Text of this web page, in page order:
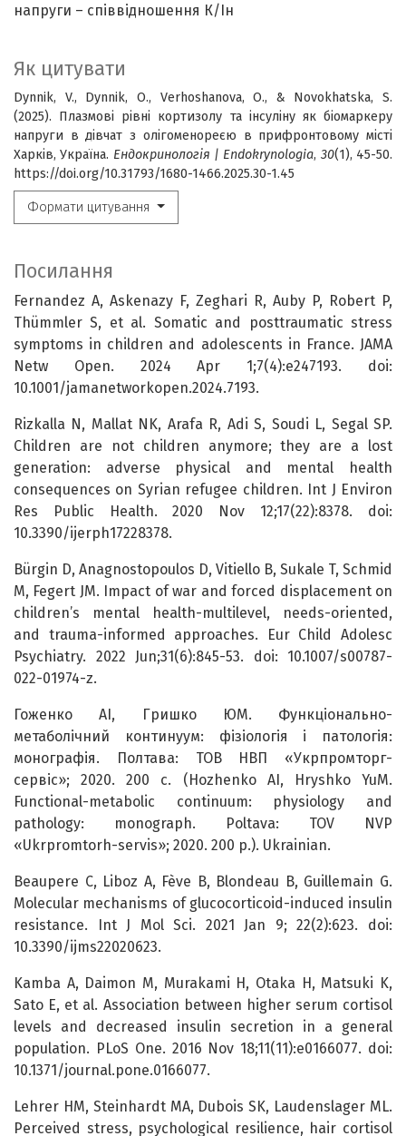
напруги – співвідношення К/Ін
Як цитувати
Dynnik, V., Dynnik, O., Verhoshanova, O., & Novokhatska, S.
(2025). Плазмові рівні кортизолу та інсуліну як біомаркеру
напруги в дівчат з олігоменореєю в прифронтовому місті
Харків, Україна. Ендокринологія | Endokrynologia, 30(1), 45-50.
https://doi.org/10.31793/1680-1466.2025.30-1.45
Формати цитування
Посилання
Fernandez A, Askenazy F, Zeghari R, Auby P, Robert P,
Thümmler S, et al. Somatic and posttraumatic stress
symptoms in children and adolescents in France. JAMA
Netw Open. 2024 Apr 1;7(4):e247193. doi:
10.1001/jamanetworkopen.2024.7193.
Rizkalla N, Mallat NK, Arafa R, Adi S, Soudi L, Segal SP.
Children are not children anymore; they are a lost
generation: adverse physical and mental health
consequences on Syrian refugee children. Int J Environ
Res Public Health. 2020 Nov 12;17(22):8378. doi:
10.3390/ijerph17228378.
Bürgin D, Anagnostopoulos D, Vitiello B, Sukale T, Schmid
M, Fegert JM. Impact of war and forced displacement on
children’s mental health-multilevel, needs-oriented,
and trauma-informed approaches. Eur Child Adolesc
Psychiatry. 2022 Jun;31(6):845-53. doi: 10.1007/s00787-
022-01974-z.
Гоженко АІ, Гришко ЮМ. Функціонально-
метаболічний континуум: фізіологія і патологія:
монографія. Полтава: ТОВ НВП «Укрпромторг-
сервіс»; 2020. 200 с. (Hozhenko AI, Hryshko YuM.
Functional-metabolic continuum: physiology and
pathology: monograph. Poltava: TOV NVP
«Ukrpromtorh-servis»; 2020. 200 p.). Ukrainian.
Beaupere C, Liboz A, Fève B, Blondeau B, Guillemain G.
Molecular mechanisms of glucocorticoid-induced insulin
resistance. Int J Mol Sci. 2021 Jan 9; 22(2):623. doi:
10.3390/ijms22020623.
Kamba A, Daimon M, Murakami H, Otaka H, Matsuki K,
Sato E, et al. Association between higher serum cortisol
levels and decreased insulin secretion in a general
population. PLoS One. 2016 Nov 18;11(11):e0166077. doi:
10.1371/journal.pone.0166077.
Lehrer HM, Steinhardt MA, Dubois SK, Laudenslager ML.
Perceived stress, psychological resilience, hair cortisol